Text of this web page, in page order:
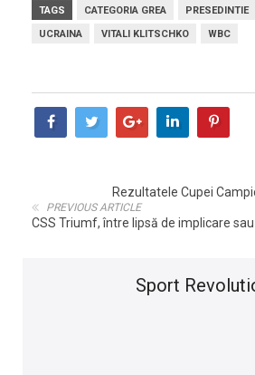
TAGS CATEGORIA GREA PRESEDINTIE
UCRAINA
VITALI KLITSCHKO WBC
Rezultatele Cupei
PREVIOUS ARTICLE
CSS Triumf, între lipsă de implicare
Sport